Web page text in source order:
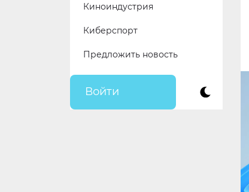
Киноиндустрия
Киберспорт
Предложить новость
Войти